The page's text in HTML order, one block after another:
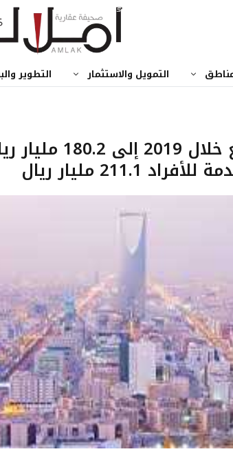
التمويل والاستثمار التطوير
الصفقات العقارية ترتفع خلال 2019
مليار ريال